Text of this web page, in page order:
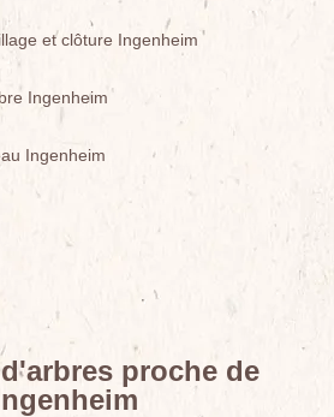
et clôture Ingenheim
Ingenheim
Ingenheim
proche de